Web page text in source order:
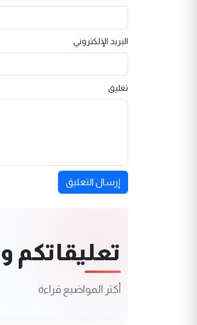
البريد الإلكتروني
تعليق
إرسال التعليق
تعليقاتكم
أكثر المواضيع قراءة